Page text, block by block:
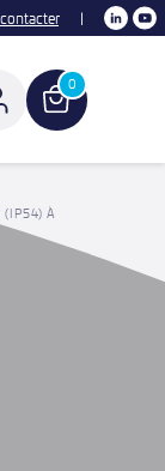
|
0
(IP54) À